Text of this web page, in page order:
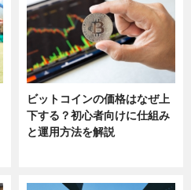
ビットコインの価格はなぜ上
下する？初心者向けに仕組み
と運用方法を解説